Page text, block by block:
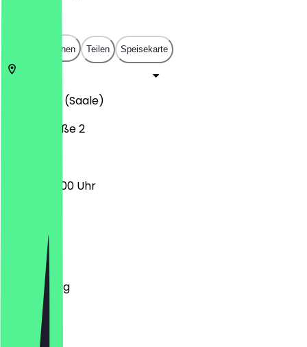
In App öffnen Teilen Speisekarte
Halle (Saale)
Messestraße 2
09:00 - 22:00 Uhr
Dienstag
Mittwoch
Donnerstag
Freitag
Samstag
Sonntag